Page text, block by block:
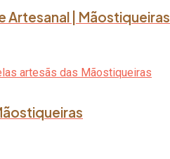
Artesanal | Mãostiqueiras